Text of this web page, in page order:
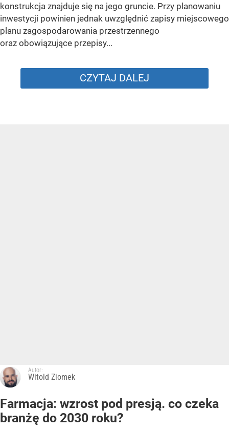
konstrukcja znajduje się na jego gruncie. Przy planowaniu
inwestycji powinien jednak uwzględnić zapisy miejscowego
planu zagospodarowania przestrzennego
oraz obowiązujące przepisy...
CZYTAJ DALEJ
Autor:
Witold Ziomek
Farmacja: wzrost pod presją. co czeka
branżę do 2030 roku?